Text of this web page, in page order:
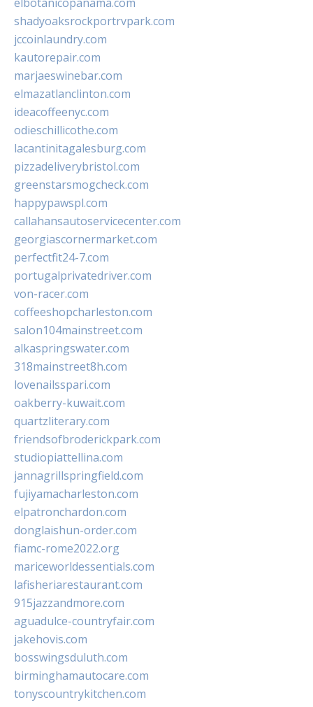
shadyoaksrockportrvpark.com
jccoinlaundry.com
kautorepair.com
marjaeswinebar.com
elmazatlanclinton.com
ideacoffeenyc.com
odieschillicothe.com
lacantinitagalesburg.com
pizzadeliverybristol.com
greenstarsmogcheck.com
happypawspl.com
callahansautoservicecenter.com
georgiascornermarket.com
perfectfit24-7.com
portugalprivatedriver.com
von-racer.com
coffeeshopcharleston.com
salon104mainstreet.com
alkaspringswater.com
318mainstreet8h.com
lovenailsspari.com
oakberry-kuwait.com
quartzliterary.com
friendsofbroderickpark.com
studiopiattellina.com
jannagrillspringfield.com
fujiyamacharleston.com
elpatronchardon.com
donglaishun-order.com
fiamc-rome2022.org
mariceworldessentials.com
lafisheriarestaurant.com
915jazzandmore.com
aguadulce-countryfair.com
jakehovis.com
bosswingsduluth.com
birminghamautocare.com
tonyscountrykitchen.com